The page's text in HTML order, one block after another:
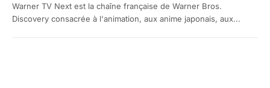
Warner TV Next est la chaîne française de Warner Bros.
Discovery consacrée à l'animation, aux anime japonais, aux...